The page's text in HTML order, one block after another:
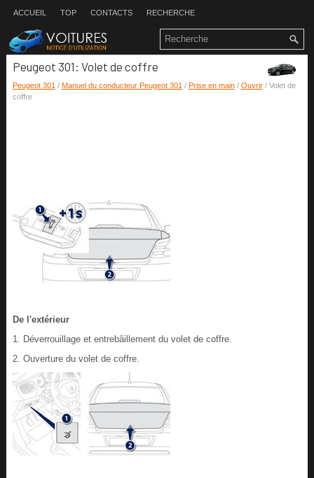
ACCUEIL TOP CONTACTS RECHERCHE
Peugeot 301: Volet de coffre
Peugeot 301 / Manuel du conducteur Peugeot 301 / Prise en main/ Ouvrir/ Volet de
coffre
De l'extérieur
1. Déverrouillage et entrebâillement du volet de coffre.
2. Ouverture du volet de coffre.